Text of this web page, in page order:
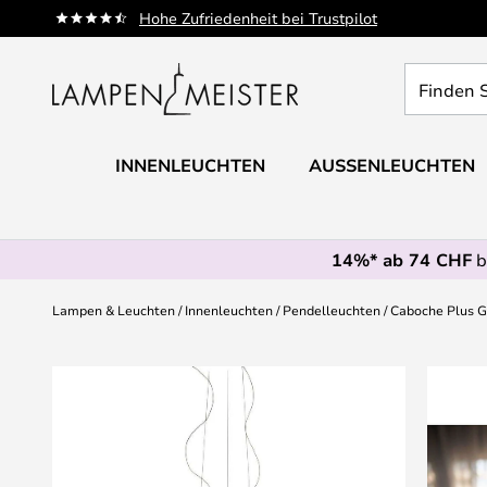
Hohe Zufriedenheit bei Trustpilot
Zum
Inhalt
Sie
Leuchte...
INNENLEUCHTEN AUSSENLEUCHTEN
14%* ab 74 CHF
Lampen & Leuchten Innenleuchten Pendelleuchten Caboche Plus